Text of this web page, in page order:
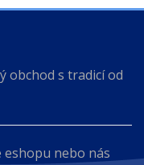
obchod s tradicí od
nebo nás